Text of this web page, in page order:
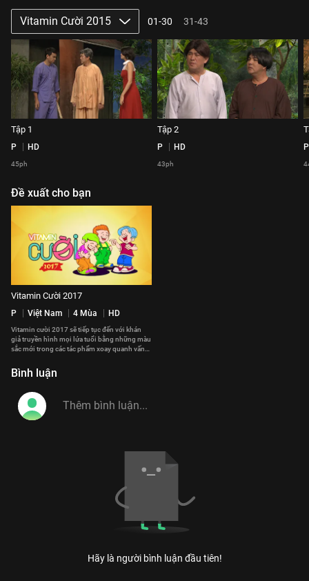
Vitamin Cười 2015 01-30 31-43
Tập 1
P HD
45ph
Tập 2
P HD
43ph
P
Đề xuất cho bạn
Vitamin Cười 2017
P Việt Nam 4 Mùa HD
Vitamin cười 2017 sẽ tiếp tục đến với khán
giả truyền hình mọi lứa tuổi bằng những màu
sắc mới trong các tác phẩm xoay quanh vấn
#vitamin_cuoi_2017
Bình luận
Hãy là người bình luận đầu tiên!